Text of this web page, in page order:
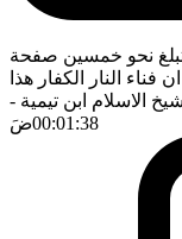
نحو خمسين صفحة
النار الكفار هذا
الاسلام ابن تيمية -
00:01:38ضَ